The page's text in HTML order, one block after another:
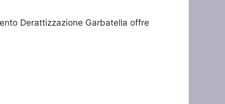
Derattizzazione Garbatella offre